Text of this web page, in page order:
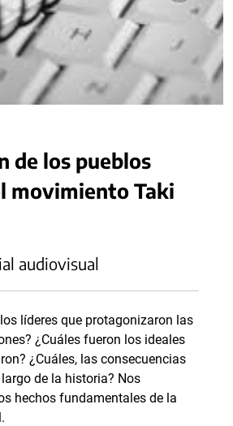
de los pueblos
movimiento Taki
audiovisual
líderes que protagonizaron las
¿Cuáles fueron los ideales
¿Cuáles, las consecuencias
de la historia? Nos
hechos fundamentales de la